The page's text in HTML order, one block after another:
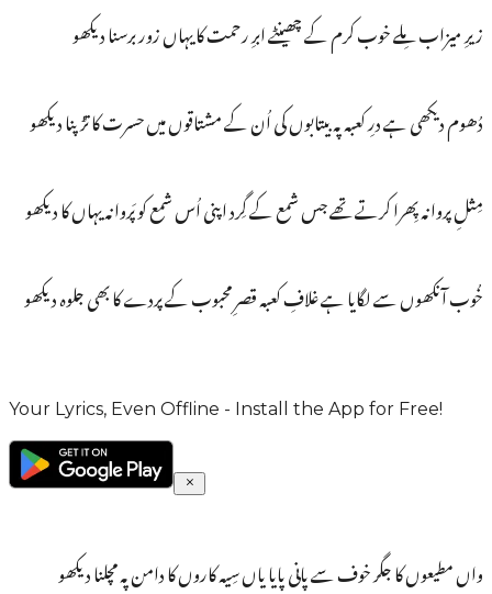
زیرِ میزاب مِلے خوب کرم کے چھینٹے ابرِ رحمت کا یہاں زور برسنا دیکھو
دُھوم دیکھی ہے درِ کعبہ پہ بیتابوں کی اُن کے مشتاقوں میں حسرت کا تڑپنا دیکھو
مِثلِ پروانہ پِھرا کرتے تھے جس شمع کے گِرد اپنی اُس شمع کو پَروانہ یہاں کا دیکھو
خُوب آنکھوں سے لگایا ہے غلافِ کعبہ قصرِ محبوب کے پردے کا بھی جلوہ دیکھو
Your Lyrics, Even Offline - Install the App for Free!
واں مطیعوں کا جگر خوف سے پانی پایا یاں سِیہ کاروں کا دامن پہ مچلنا دیکھو